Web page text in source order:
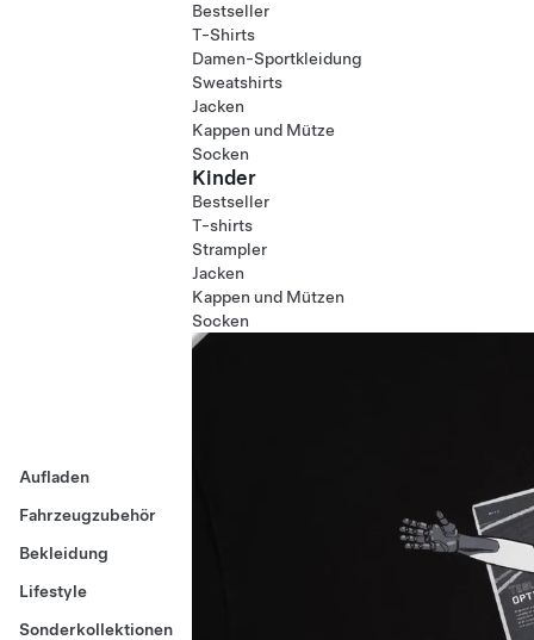
Aufladen
Fahrzeugzubehör
Bekleidung
Lifestyle
Sonderkollektionen
Bestseller
T-Shirts
Damen-Sportkleidung
Sweatshirts
Jacken
Kappen und Mütze
Socken
Kinder
Bestseller
T-shirts
Strampler
Jacken
Kappen und Mützen
Socken